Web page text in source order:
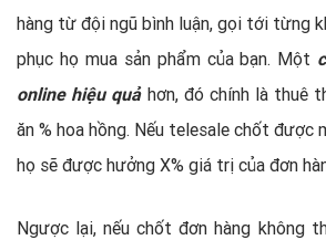
hàng từ đội ngũ bình luận, gọi tới từng
phục họ mua sản phẩm của bạn. Một
online hiệu quảhơn, đó chính là thuê
ăn % hoa hồng. Nếu telesale chốt được
họ sẽ được hưởng X% giá trị của đơn
Ngược lại, nếu chốt đơn hàng không